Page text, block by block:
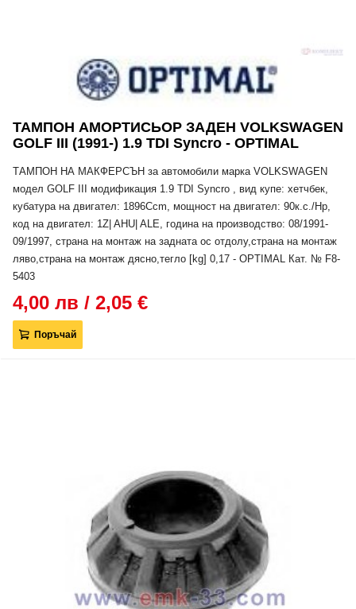
ТАМПОН АМОРТИСЬОР ЗАДЕН VOLKSWAGEN
GOLF III (1991-) 1.9 TDI Syncro - OPTIMAL
ТАМПОН НА МАКФЕРСЪН за автомобили марка VOLKSWAGEN
модел GOLF III модификация 1.9 TDI Syncro , вид купе: хетчбек,
кубатура на двигател: 1896Ccm, мощност на двигател: 90к.с./Hp,
код на двигател: 1Z| AHU| ALE, година на производство: 08/1991-
09/1997, страна на монтаж на задната ос отдолу,страна на монтаж
ляво,страна на монтаж дясно,тегло [kg] 0,17 - OPTIMAL Кат. № F8-
5403
4,00 лв / 2,05 €
Поръчай